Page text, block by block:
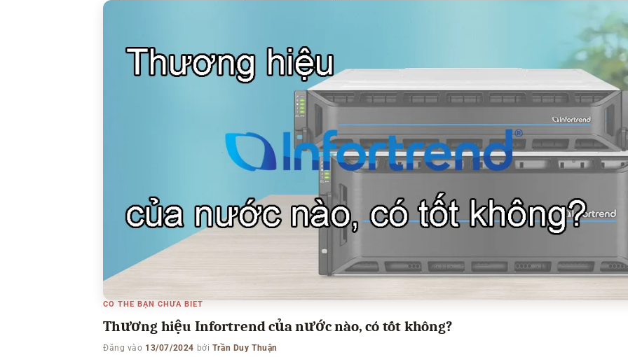
CÓ THỂ BẠN CHƯA BIẾT
Thương hiệu Infortrend của nước nào, có tốt không?
Đăng vào 13/07/2024 bởi Trần Duy Thuận